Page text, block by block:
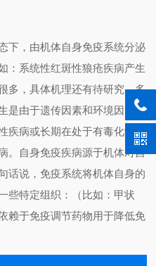
下，由机体自身免疫系统分泌
：系统性红斑性狼疮疾病产生
多，具体机理还有待研究。多
是由于遗传因素和环境因素共
疾病或长期在处于有毒化学毒
。自身免疫疾病源于机体对自
话说，免疫系统将机体自身的
些特定组织：（比如：甲状
赖于免疫调节药物用于降低免